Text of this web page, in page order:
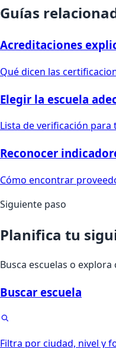
Guías
Acreditaciones
Qué dicen las
Elegir la escuela
Lista de verificación para
Reconocer
Cómo encontrar
Siguiente paso
Planifica tu
Busca escuelas o explora
Buscar escuela
Filtra por ciudad, nivel y